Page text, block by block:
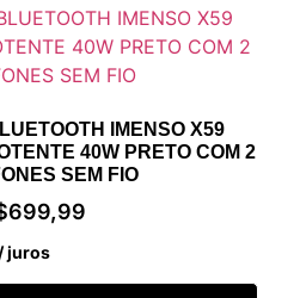
IMENSO X59
40W PRETO COM 2
SEM FIO
699,99
juros